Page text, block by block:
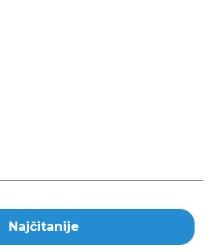
Najčitanije